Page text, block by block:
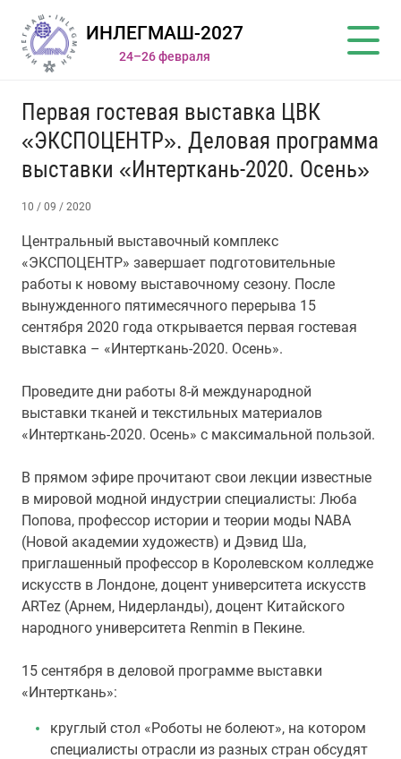
ИНЛЕГМАШ-2027
24–26 февраля
Первая гостевая выставка ЦВК
«ЭКСПОЦЕНТР». Деловая программа
выставки «Интерткань-2020. Осень»
10 / 09 / 2020
Центральный выставочный комплекс
«ЭКСПОЦЕНТР» завершает подготовительные
работы к новому выставочному сезону. После
вынужденного пятимесячного перерыва 15
сентября 2020 года открывается первая гостевая
выставка – «Интерткань-2020. Осень».
Проведите дни работы 8-й международной
выставки тканей и текстильных материалов
«Интерткань-2020. Осень» с максимальной пользой.
В прямом эфире прочитают свои лекции известные
в мировой модной индустрии специалисты: Люба
Попова, профессор истории и теории моды NABA
(Новой академии художеств) и Дэвид Ша,
приглашенный профессор в Королевском колледже
искусств в Лондоне, доцент университета искусств
ARTez (Арнем, Нидерланды), доцент Китайского
народного университета Renmin в Пекине.
15 сентября в деловой программе выставки
«Интерткань»:
круглый стол «Роботы не болеют», на котором
специалисты отрасли из разных стран обсудят